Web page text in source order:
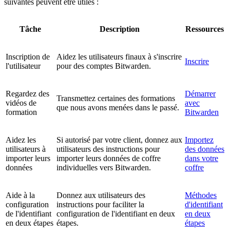
suivantes peuvent être utiles :
Tâche Description Ressources
Inscription de
l'utilisateur
Aidez les utilisateurs finaux à s'inscrire
pour des comptes Bitwarden.
Inscrire
Regardez des
vidéos de
formation
Transmettez certaines des formations
que nous avons menées dans le passé.
Démarrer
avec
Bitwarden
Aidez les
utilisateurs à
importer leurs
données
Si autorisé par votre client, donnez aux
utilisateurs des instructions pour
importer leurs données de coffre
individuelles vers Bitwarden.
Importez
des données
dans votre
coffre
Aide à la
configuration
de l'identifiant
en deux étapes
Donnez aux utilisateurs des
instructions pour faciliter la
configuration de l'identifiant en deux
étapes.
Méthodes
d'identifiant
en deux
étapes